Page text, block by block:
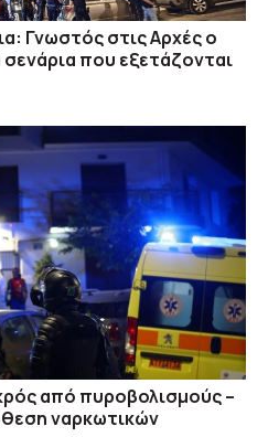
Γνωστός στις Αρχές ο
που εξετάζονται
από πυροβολισμούς –
ναρκωτικών